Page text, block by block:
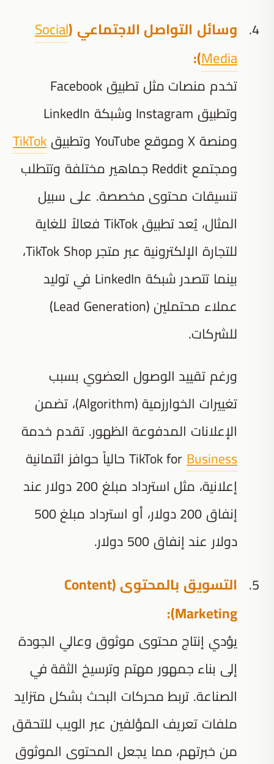
وسائل التواصل الاجتماعي (Social
Media
):
تخدم منصات مثل تطبيق Facebook
وتطبيق Instagram وشبكة LinkedIn
ومنصة X وموقع YouTube وتطبيق
TikTok
ومجتمع Reddit جماهير مختلفة وتتطلب
تنسيقات محتوى مخصصة. على سبيل
المثال، يُعد تطبيق TikTok فعالاً للغاية
للتجارة الإلكترونية عبر متجر TikTok Shop،
بينما تتصدر شبكة LinkedIn في توليد
عملاء محتملين (Lead Generation)
للشركات.
ورغم تقييد الوصول العضوي بسبب
تغييرات الخوارزمية (Algorithm)، تضمن
الإعلانات المدفوعة الظهور. تقدم خدمة
TikTok forBusiness
حالياً حوافز ائتمانية
إعلانية، مثل استرداد مبلغ 200 دولار عند
إنفاق 200 دولار، أو استرداد مبلغ 500
دولار عند إنفاق 500 دولار.
التسويق بالمحتوى (Content
Marketing):
يؤدي إنتاج محتوى موثوق وعالي الجودة
إلى بناء جمهور مهتم وترسيخ الثقة في
الصناعة. تربط محركات البحث بشكل متزايد
ملفات تعريف المؤلفين عبر الويب للتحقق
من خبرتهم، مما يجعل المحتوى الموثوق